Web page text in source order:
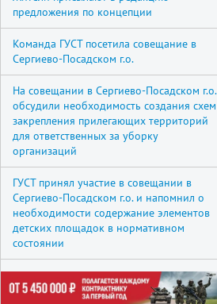
предложения по концепции
Команда ГУСТ посетила совещание в
Сергиево-Посадском г.о.
На совещании в Сергиево-Посадском г.о.
обсудили необходимость создания схем
закрепления прилегающих территорий
для ответственных за уборку
организаций
ГУСТ принял участие в совещании в
Сергиево-Посадском г.о. и напомнил о
необходимости содержание элементов
детских площадок в нормативном
состоянии